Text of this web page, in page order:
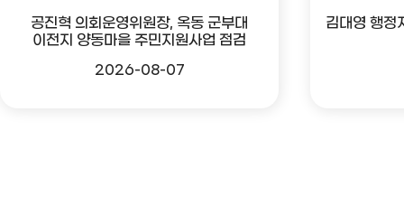
공진혁 의회운영위원장, 옥동 군부대
이전지 양동마을 주민지원사업 점검
2026-08-07
김대영 행정